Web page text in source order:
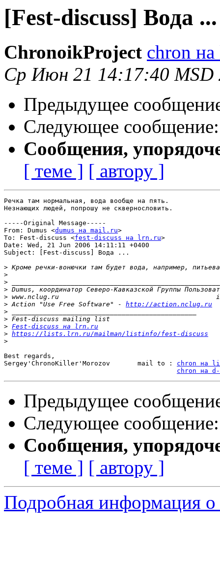
[Fest-discuss] Вода ...
ChronoikProject chron
Ср Июн 21 14:17:40 MSD
Предыдущее
Следующее
Сообщения,
[ теме ] [ автору ]
Речка там нормальная, вода вообще на пять.
Незнающих людей, попрошу не сквернословить.
-----Original Message-----
From: Dumus <dumus на mail.ru>
To: Fest-discuss <fest-discuss на lrn.ru>
Date: Wed, 21 Jun 2006 14:11:11 +0400
Subject: [Fest-discuss] Вода ...
>
>
>
>
>
> Action "Use Free Software" - http://action.nclug.ru
>
>
> Fest-discuss на lrn.ru
> https://lists.lrn.ru/mailman/listinfo/fest-discuss
>
Best regards,
Sergey'ChronoKiller'Morozov       mail to : chron на
chron на
Предыдущее
Следующее
Сообщения,
[ теме ] [ автору ]
Подробная информация о